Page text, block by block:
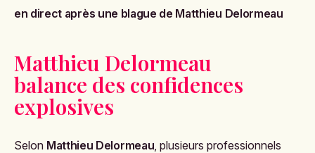
en direct après une blague de Matthieu Delormeau
Matthieu Delormeau
balance des confidences
explosives
Selon Matthieu Delormeau , plusieurs professionnels